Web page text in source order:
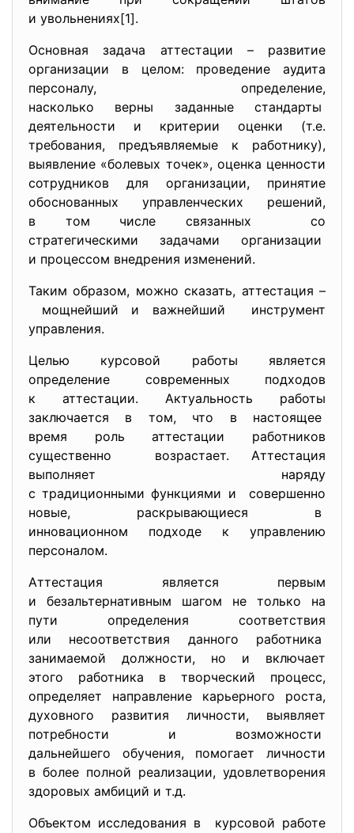
и увольнениях[1].
Основная задача аттестации – развитие
организации в целом: проведение аудита
персоналу, определение,
насколько верны заданные стандарты
деятельности и критерии оценки (т.е.
требования, предъявляемые к работнику),
выявление «болевых точек», оценка ценности
сотрудников для организации, принятие
обоснованных управленческих решений,
в том числе связанных со
стратегическими задачами организации
и процессом внедрения изменений.
Таким образом, можно сказать, аттестация –
мощнейший и важнейший инструмент
управления.
Целью курсовой работы является
определение современных подходов
к аттестации. Актуальность работы
заключается в том, что в настоящее
время роль аттестации работников
существенно возрастает. Аттестация
выполняет наряду
с традиционными функциями и совершенно
новые, раскрывающиеся в
инновационном подходе к управлению
персоналом.
Аттестация является первым
и безальтернативным шагом не только на
пути определения соответствия
или несоответствия данного работника
занимаемой должности, но и включает
этого работника в творческий процесс,
определяет направление карьерного роста,
духовного развития личности, выявляет
потребности и возможности
дальнейшего обучения, помогает личности
в более полной реализации, удовлетворения
здоровых амбиций и т.д.
Объектом исследования в курсовой работе